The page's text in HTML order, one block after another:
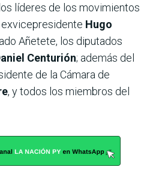
líderes de los movimientos
exvicepresidente Hugo
Añetete, los diputados
Centurión; además del
de la Cámara de
, y todos los miembros del